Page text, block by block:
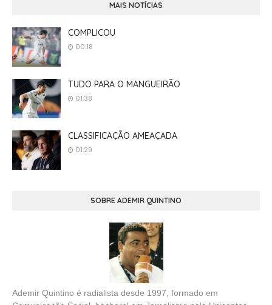
MAIS NOTÍCIAS
COMPLICOU
00:18
TUDO PARA O MANGUEIRÃO
01:38
CLASSIFICAÇÃO AMEAÇADA
01:29
SOBRE ADEMIR QUINTINO
Ademir Quintino é radialista desde 1997, formado em